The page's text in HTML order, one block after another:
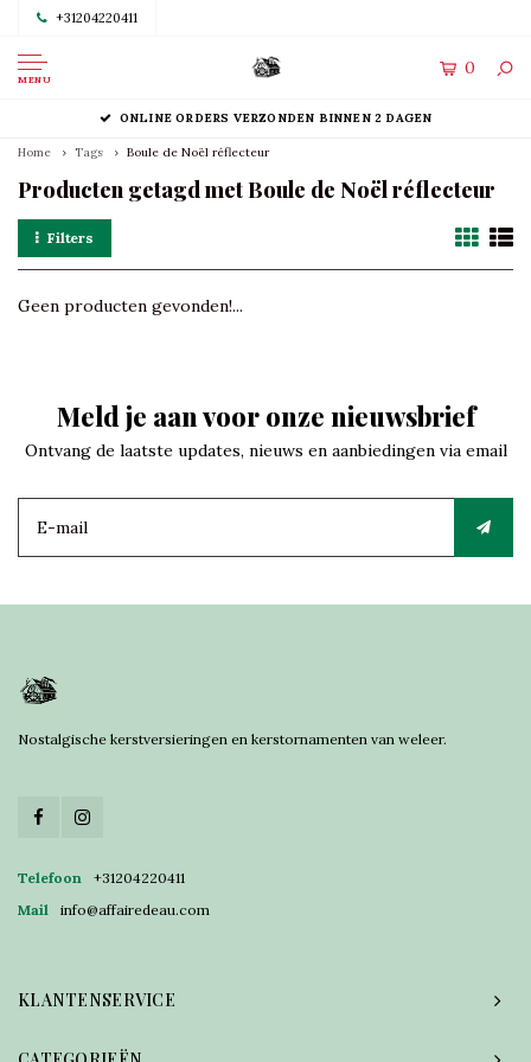
+31204220411
MENU
0
ONLINE ORDERS VERZONDEN BINNEN 2 DAGEN
Home Tags Boule de Noël réflecteur
Producten getagd met Boule de Noël réflecteur
Filters
Geen producten gevonden!...
Meld je aan voor onze nieuwsbrief
Ontvang de laatste updates, nieuws en aanbiedingen via email
Nostalgische kerstversieringen en kerstornamenten van weleer.
Telefoon
+31204220411
Mail
info@affairedeau.com
KLANTENSERVICE